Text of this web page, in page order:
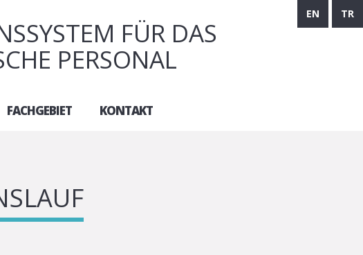
TR
EN
FÜR DAS
PERSONAL
FACHGEBIET KONTAKT